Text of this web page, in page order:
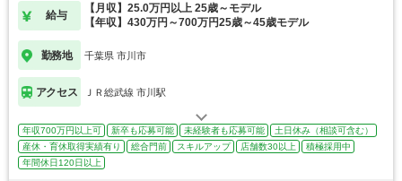
給与
【月収】25.0万円以上 25歳～モデル
【年収】430万円～700万円25歳～45歳モデル
勤務地 千葉県 市川市
アクセス ＪＲ総武線 市川駅
年収700万円以上可 新卒も応募可能 未経験者も応募可能
土日休み（相談可含む）
産休・育休取得実績有り
総合門前 スキルアップ 店舗数30以上
積極採用中
年間休日120日以上